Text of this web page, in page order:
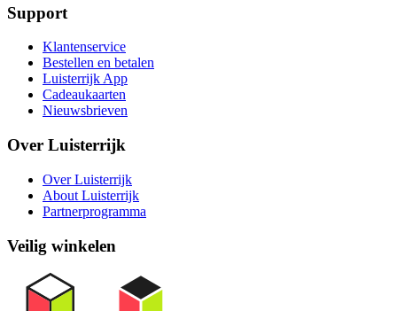
Support
Klantenservice
Bestellen en betalen
Luisterrijk App
Cadeaukaarten
Nieuwsbrieven
Over Luisterrijk
Over Luisterrijk
About Luisterrijk
Partnerprogramma
Veilig winkelen